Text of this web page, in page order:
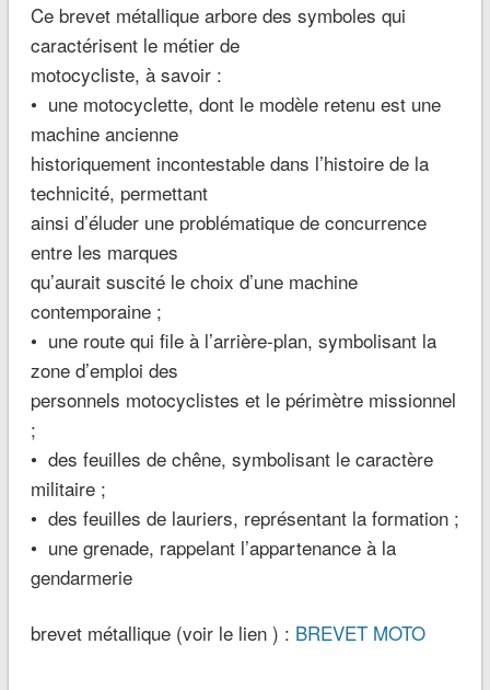
Ce brevet métallique arbore des symboles qui
caractérisent le métier de
motocycliste, à savoir :
• une motocyclette, dont le modèle retenu est une
machine ancienne
historiquement incontestable dans l’histoire de la
technicité, permettant
ainsi d’éluder une problématique de concurrence
entre les marques
qu’aurait suscité le choix d’une machine
contemporaine ;
• une route qui file à l’arrière-plan, symbolisant la
zone d’emploi des
personnels motocyclistes et le périmètre missionnel
;
• des feuilles de chêne, symbolisant le caractère
militaire ;
• des feuilles de lauriers, représentant la formation ;
• une grenade, rappelant l’appartenance à la
gendarmerie
brevet métallique (voir le lien ) : BREVET MOTO